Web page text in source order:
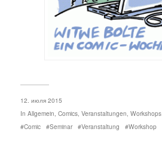
12. июля 2015
In Allgemein, Comics, Veranstaltungen, Workshops
Comic
Seminar Veranstaltung Workshop